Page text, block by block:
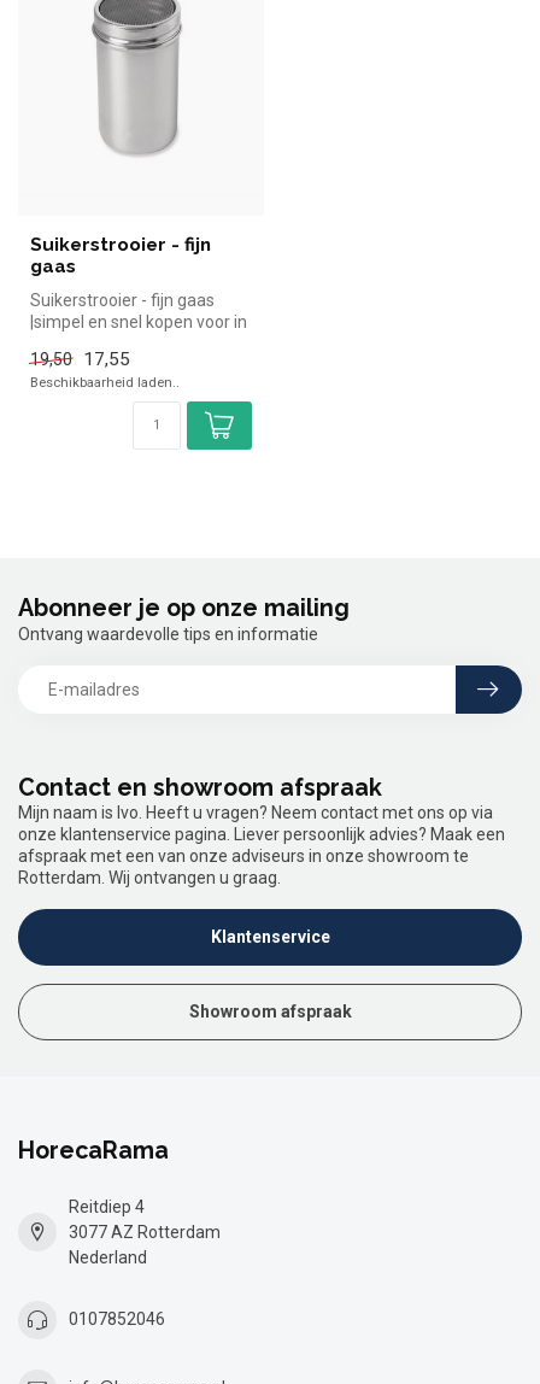
Suikerstrooier - fijn
gaas
Suikerstrooier - fijn gaas
|simpel en snel kopen voor in
19,50
17,55
Beschikbaarheid laden..
Contact en showroom afspraak
Mijn naam is Ivo. Heeft u vragen? Neem contact met ons op via
onze klantenservice pagina. Liever persoonlijk advies? Maak een
afspraak met een van onze adviseurs in onze showroom te
Rotterdam. Wij ontvangen u graag.
Klantenservice
Showroom afspraak
Abonneer je op onze mailing
Ontvang waardevolle tips en informatie
HorecaRama
Reitdiep 4
3077 AZ Rotterdam
Nederland
0107852046